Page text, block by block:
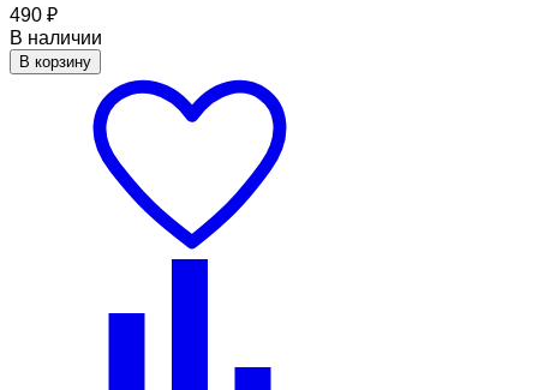
490 ₽
В наличии
В корзину